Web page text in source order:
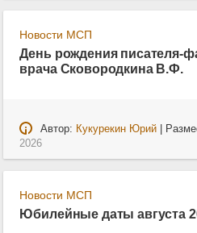
Новости МСП
День рождения писателя-
врача Сковородкина В.Ф.
Автор: Кукурекин Юрий|
2026
Новости МСП
Юбилейные даты августа